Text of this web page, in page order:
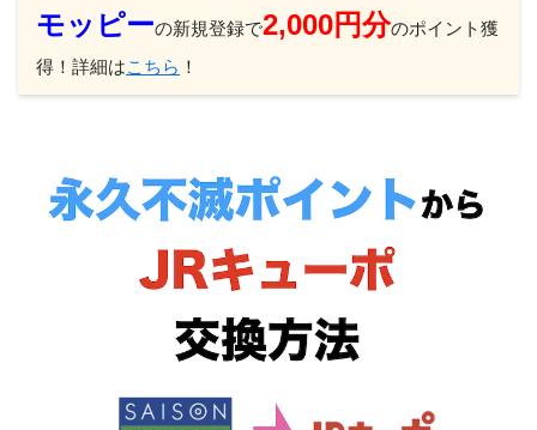
モッピーの新規登録で2,000円分のポイント獲
得！詳細はこちら ！